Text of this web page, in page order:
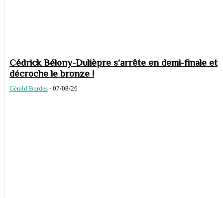
Cédrick Bélony-Dulièpre s’arrête en demi-finale et
décroche le bronze !
Gérald Bordes - 07/08/26